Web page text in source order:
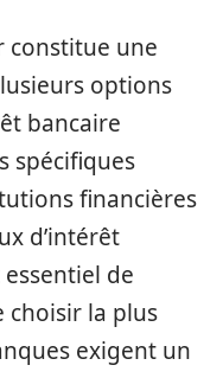
constitue une
options
bancaire
spécifiques
financières
d’intérêt
de
choisir la plus
exigent un